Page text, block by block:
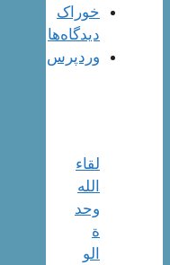
خوراک
دیدگاه‌ها
وردپرس
لقاء
الله
وحد
الو